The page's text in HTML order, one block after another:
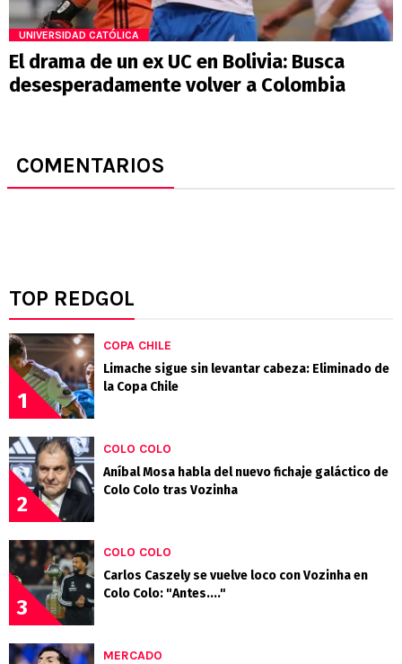
UNIVERSIDAD CATÓLICA
El drama de un ex UC en Bolivia: Busca
desesperadamente volver a Colombia
COMENTARIOS
TOP REDGOL
1
COPA CHILE
Limache sigue sin levantar cabeza: Eliminado de
la Copa Chile
2
COLO COLO
Aníbal Mosa habla del nuevo fichaje galáctico de
Colo Colo tras Vozinha
3
COLO COLO
Carlos Caszely se vuelve loco con Vozinha en
Colo Colo: "Antes...."
MERCADO